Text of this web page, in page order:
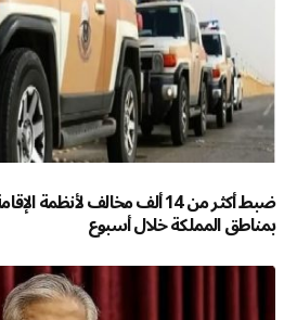
ضبط أكثر من 14 ألف مخالف
بمناطق المملكة خلال أسبوع